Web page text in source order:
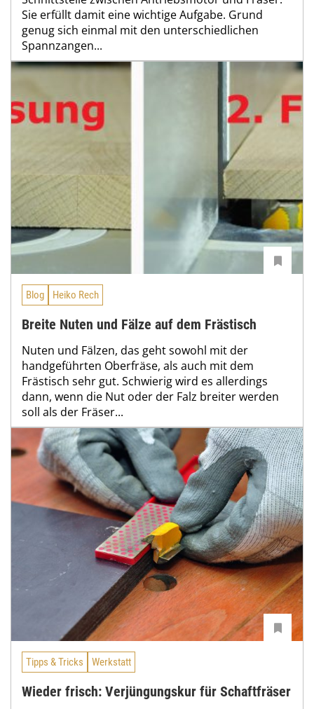
Sie erfüllt damit eine wichtige Aufgabe. Grund
genug sich einmal mit den unterschiedlichen
Spannzangen...
Blog Heiko Rech
Breite Nuten und Fälze auf dem Frästisch
Nuten und Fälzen, das geht sowohl mit der
handgeführten Oberfräse, als auch mit dem
Frästisch sehr gut. Schwierig wird es allerdings
dann, wenn die Nut oder der Falz breiter werden
soll als der Fräser...
Tipps & Tricks Werkstatt
Wieder frisch: Verjüngungskur für Schaftfräser